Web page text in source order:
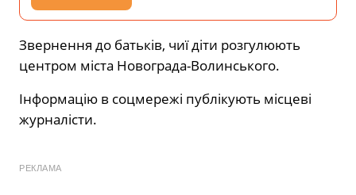
Звернення до батьків, чиї діти розгулюють
центром міста Новограда-Волинського.
Інформацію в соцмережі публікують місцеві
журналісти.
РЕКЛАМА